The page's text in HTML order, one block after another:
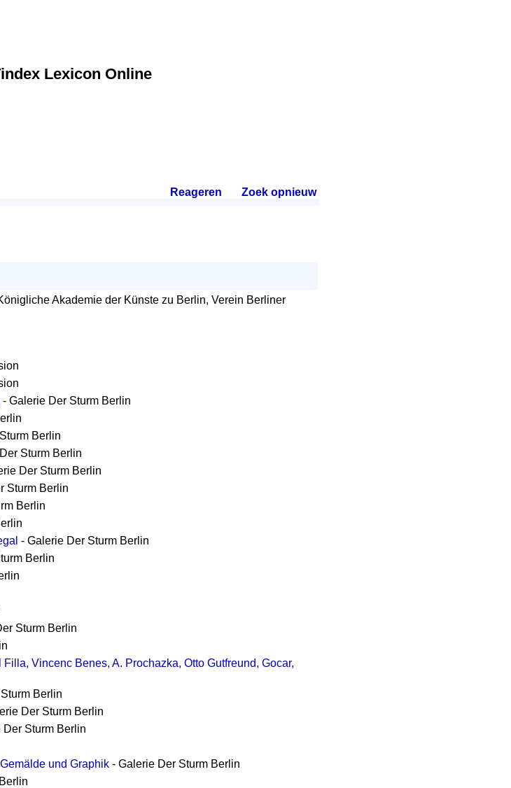
Lexicon Online
Reageren Zoek opnieuw.
Akademie der Künste zu Berlin, Verein Berliner
- Galerie Der Sturm Berlin
Berlin
Sturm Berlin
Der Sturm Berlin
Sturm Berlin
Berlin
- Galerie Der Sturm Berlin
Berlin
Sturm Berlin
Vincenc Benes, A. Prochazka, Otto Gutfreund, Gocar,
Berlin
Der Sturm Berlin
Der Sturm Berlin
und Graphik - Galerie Der Sturm Berlin